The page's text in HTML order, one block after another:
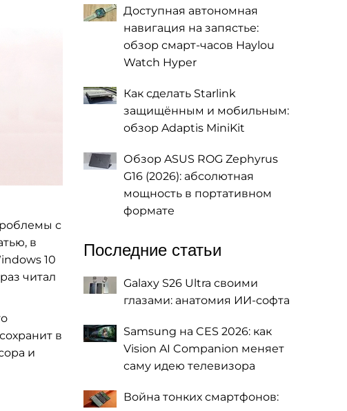
с
в
10
читал
в
и
Доступная автономная
навигация на запястье:
обзор смарт-часов Haylou
Watch Hyper
Как сделать Starlink
защищённым и мобильным:
обзор Adaptis MiniKit
Обзор ASUS ROG Zephyrus
G16 (2026): абсолютная
мощность в портативном
формате
Последние статьи
Galaxy S26 Ultra своими
глазами: анатомия ИИ-софта
Samsung на CES 2026: как
Vision AI Companion меняет
саму идею телевизора
Война тонких смартфонов: